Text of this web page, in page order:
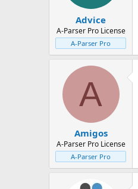
Advice
A-Parser Pro License
A-Parser Pro
A
Amigos
A-Parser Pro License
A-Parser Pro